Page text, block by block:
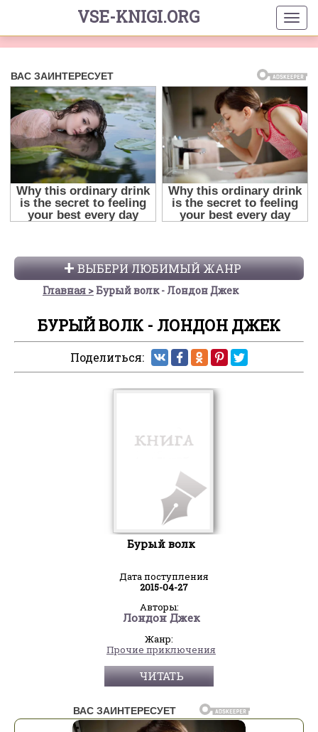
VSE-KNIGI.ORG
ВЫБЕРИ ЛЮБИМЫЙ ЖАНР
Главная Бурый волк - Лондон Джек
БУРЫЙ ВОЛК - ЛОНДОН ДЖЕК
Поделиться:
Бурый волк
Дата поступления
2015-04-27
Авторы:
Лондон Джек
Жанр:
Прочие приключения
ЧИТАТЬ